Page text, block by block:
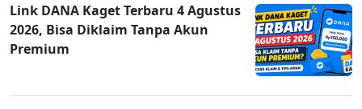
Link DANA Kaget Terbaru 4 Agustus
2026, Bisa Diklaim Tanpa Akun
Premium